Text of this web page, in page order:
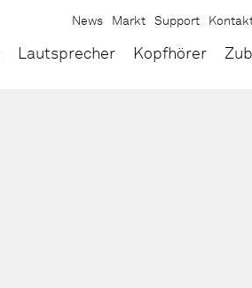
Lautsprecher Kopfhörer
News Markt Support